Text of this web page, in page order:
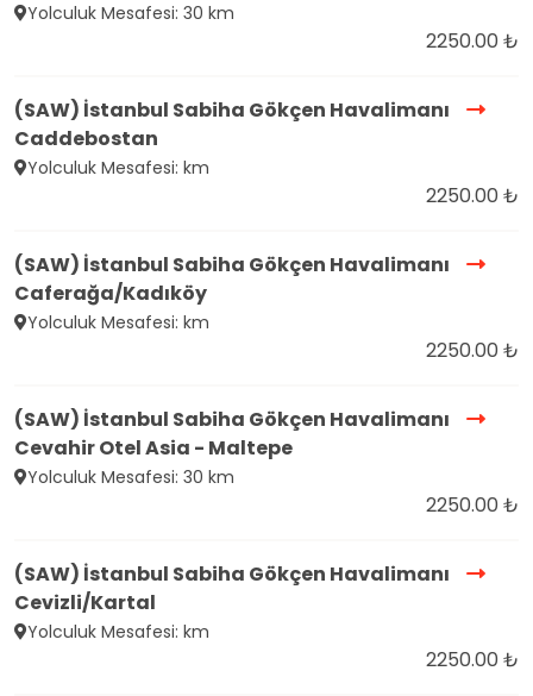
Yolculuk Mesafesi: 30 km
2250.00 ₺
(SAW) İstanbul Sabiha Gökçen Havalimanı
Caddebostan
Yolculuk Mesafesi: km
2250.00 ₺
(SAW) İstanbul Sabiha Gökçen Havalimanı
Caferağa/Kadıköy
Yolculuk Mesafesi: km
2250.00 ₺
(SAW) İstanbul Sabiha Gökçen Havalimanı
Cevahir Otel Asia - Maltepe
Yolculuk Mesafesi: 30 km
2250.00 ₺
(SAW) İstanbul Sabiha Gökçen Havalimanı
Cevizli/Kartal
Yolculuk Mesafesi: km
2250.00 ₺